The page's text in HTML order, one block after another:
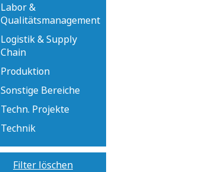
Labor &
Qualitätsmanagement
Logistik & Supply
Chain
Produktion
Sonstige Bereiche
Techn. Projekte
Technik
Filter löschen